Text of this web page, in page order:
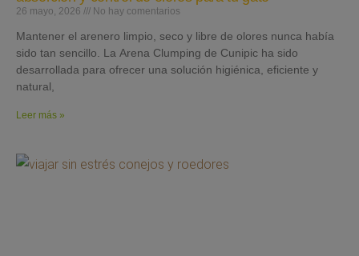
26 mayo, 2026 No hay comentarios
Mantener el arenero limpio, seco y libre de olores nunca había
sido tan sencillo. La Arena Clumping de Cunipic ha sido
desarrollada para ofrecer una solución higiénica, eficiente y
natural,
Leer más »